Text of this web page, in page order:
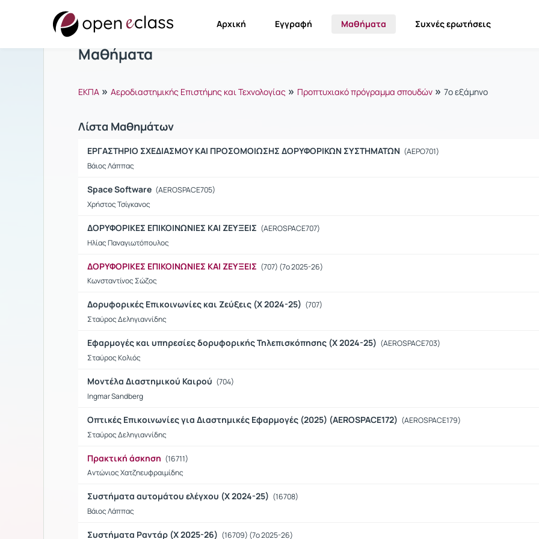
Αρχική Εγγραφή Μαθήματα Συχνές ερωτήσεις
Μαθήματα
ΕΚΠΑ » Αεροδιαστημικής Επιστήμης και Τεχνολογίας » Προπτυχιακό πρόγραμμα σπουδών » 7ο εξάμηνο
Λίστα Μαθημάτων
EΡΓΑΣΤΗΡΙΟ ΣΧΕΔΙΑΣΜΟΥ ΚΑΙ ΠΡΟΣΟΜΟΙΩΣΗΣ ΔΟΡΥΦΟΡΙΚΩΝ ΣΥΣΤΗΜΑΤΩΝ (AEPO701)
Βάιος Λάππας
Space Software (AEROSPACE705)
Χρήστος Τσίγκανος
ΔΟΡΥΦΟΡΙΚΕΣ ΕΠΙΚΟΙΝΩΝΙΕΣ ΚΑΙ ΖΕΥΞΕΙΣ (AEROSPACE707)
Ηλίας Παναγιωτόπουλος
ΔΟΡΥΦΟΡΙΚΕΣ ΕΠΙΚΟΙΝΩΝΙΕΣ ΚΑΙ ΖΕΥΞΕΙΣ (707) (7o 2025-26)
Κωνσταντίνος Σώζος
Δορυφορικές Επικοινωνίες και Ζεύξεις (Χ 2024-25) (707)
Σταύρος Δεληγιαννίδης
Εφαρμογές και υπηρεσίες δορυφορικής Τηλεπισκόπησης (X 2024-25) (AEROSPACE703)
Σταύρος Κολιός
Μοντέλα Διαστημικού Καιρού (704)
Ingmar Sandberg
Οπτικές Επικοινωνίες για Διαστημικές Εφαρμογές (2025) (AEROSPACE172) (AEROSPACE179)
Σταύρος Δεληγιαννίδης
Πρακτική άσκηση (16711)
Αντώνιος Χατζηευφραιμίδης
Συστήματα αυτομάτου ελέγχου (Χ 2024-25) (16708)
Βάιος Λάππας
Συστήματα Ραντάρ (X 2025-26) (16709) (7o 2025-26)